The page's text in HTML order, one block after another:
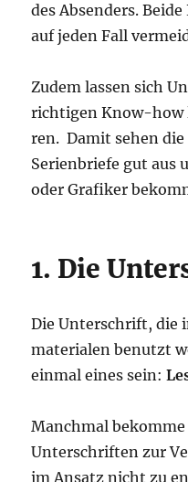
des Absen­ders.
auf jeden Fall
Zudem las­sen sich
rich­ti­gen Know-
ren. Damit sehen
Seri­en­brie­fe gut aus
oder Gra­fi­ker
1. Die
Die Unter­schrift, die
ma­te­ria­len benutzt
ein­mal eines sein:
Manch­mal
Unter­schrif­ten zur
im Ansatz nicht zu